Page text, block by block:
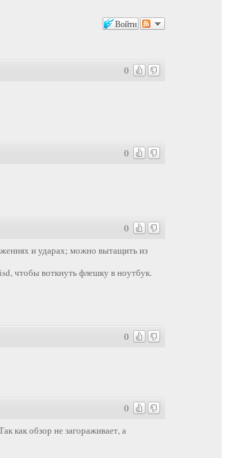
Войти
0
0
0
и ударах; можно вытащить из
чтобы воткнуть флешку в ноутбук.
0
0
как обзор не загораживает, а